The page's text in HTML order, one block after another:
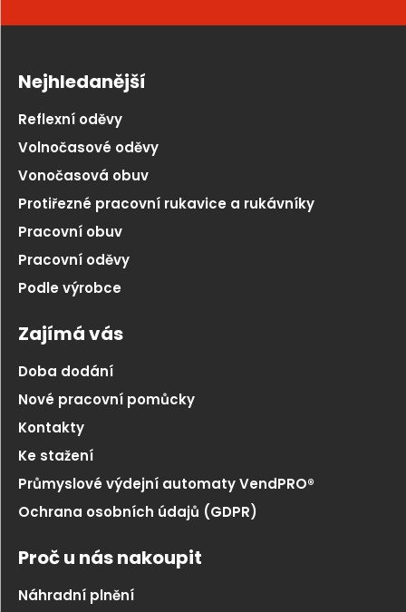
Nejhledanější
Reflexní oděvy
Volnočasové oděvy
Vonočasová obuv
Protiřezné pracovní rukavice a rukávníky
Pracovní obuv
Pracovní oděvy
Podle výrobce
Zajímá vás
Doba dodání
Nové pracovní pomůcky
Kontakty
Ke stažení
Průmyslové výdejní automaty VendPRO®
Ochrana osobních údajů (GDPR)
Proč u nás nakoupit
Náhradní plnění